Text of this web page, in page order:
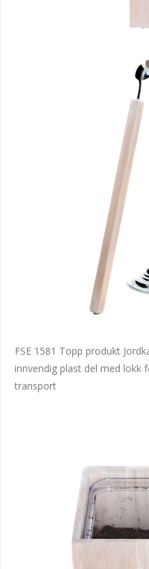
FSE 1581 Topp produkt
innvendig plast del med lokk
transport